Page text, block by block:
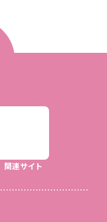
関連サイト